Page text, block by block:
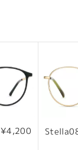
サイズについて
¥4,200